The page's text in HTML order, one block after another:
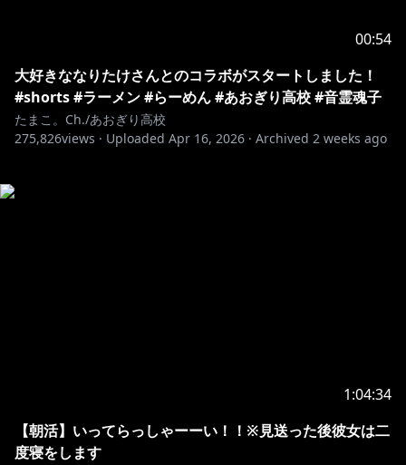
00:54
大好きななりたけさんとのコラボがスタートしました！
#shorts #ラーメン #らーめん #あおぎり高校 #音霊魂子
たまこ。Ch./あおぎり高校
275,826views · Uploaded Apr 16, 2026 · Archived 2 weeks ago
1:04:34
【朝活】いってらっしゃーーい！！※見送った後彼女は二
度寝をします